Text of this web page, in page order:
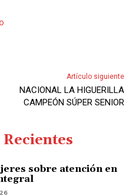
Artículo siguiente
NACIONAL LA HIGUERILLA
CAMPEÓN SÚPER SENIOR
sobre atención en